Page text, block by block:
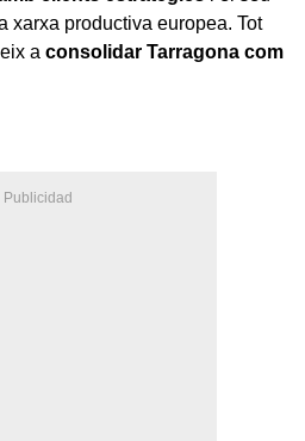
xarxa productiva europea. Tot
a consolidar Tarragona com